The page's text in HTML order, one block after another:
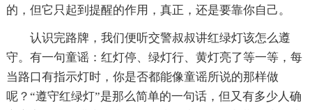
的，但它只起到提醒的作用，真正，还是要靠你自己。
认识完路牌，我们便听交警叔叔讲红绿灯该怎么遵
守。有一句童谣：红灯停、绿灯行、黄灯亮了等一等，每
当路口有指示灯时，你是否都能像童谣所说的那样做
呢？“遵守红绿灯”是那么简单的一句话，但又有多少人确